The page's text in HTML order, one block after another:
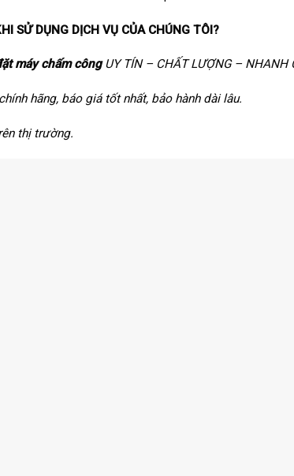
SỬ DỤNG DỊCH VỤ CỦA CHÚNG TÔI?
máy chấm côngUY TÍN – CHẤT LƯỢNG – NHANH
hãng, báo giá tốt nhất, bảo hành dài lâu.
thị trường.